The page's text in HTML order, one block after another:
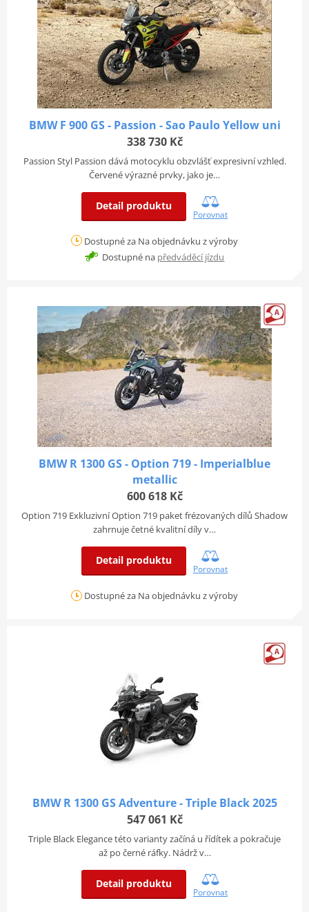
BMW F 900 GS - Passion - Sao Paulo Yellow uni
338 730 Kč
Passion Styl Passion dává motocyklu obzvlášť expresivní vzhled.
Červené výrazné prvky, jako je…
Detail produktu
Porovnat
Dostupné za Na objednávku z výroby
Dostupné na předváděcí jízdu
BMW R 1300 GS - Option 719 - Imperialblue
metallic
600 618 Kč
Option 719 Exkluzivní Option 719 paket frézovaných dílů Shadow
zahrnuje četné kvalitní díly v…
Detail produktu
Porovnat
Dostupné za Na objednávku z výroby
BMW R 1300 GS Adventure - Triple Black 2025
547 061 Kč
Triple Black Elegance této varianty začíná u řídítek a pokračuje
až po černé ráfky. Nádrž v…
Detail produktu
Porovnat